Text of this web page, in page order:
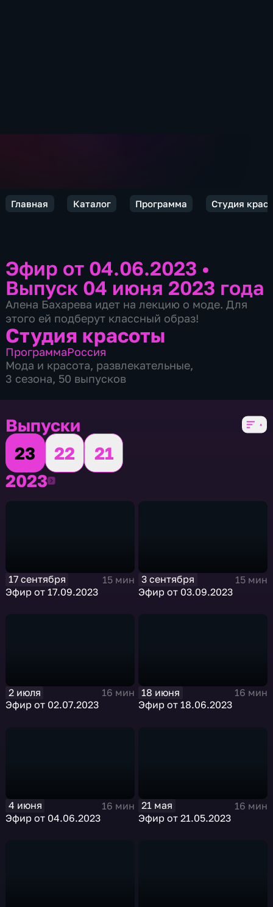
Главная Каталог Программа Студия
Эфир от 04.06.2023 •
Выпуск 04 июня 2023 года
Алена Бахарева идет на лекцию о моде. Для
этого ей подберут классный образ!
Студия красоты
ПрограммаРоссия
Мода и красота, развлекательные,
3 сезона, 50 выпусков
Выпуски
23
22
21
20232023
17 сентября
15 мин
Эфир от 17.09.2023
3 сентября
15 мин
Эфир от 03.09.2023
2 июля
16 мин
Эфир от 02.07.2023
18 июня
16 мин
Эфир от 18.06.2023
4 июня
16 мин
Эфир от 04.06.2023
21 мая
16 мин
Эфир от 21.05.2023